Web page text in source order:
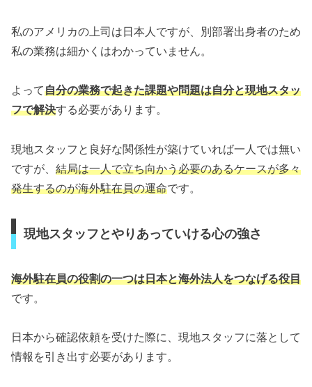
私のアメリカの上司は日本人ですが、別部署出身者のため
私の業務は細かくはわかっていません。
よって自分の業務で起きた課題や問題は自分と現地スタッ
フで解決する必要があります。
現地スタッフと良好な関係性が築けていれば一人では無い
ですが、 結局は一人で立ち向かう必要のあるケースが多々
発生するのが海外駐在員の運命です。
現地スタッフとやりあっていける心の強さ
海外駐在員の役割の一つは日本と海外法人をつなげる役目
です。
日本から確認依頼を受けた際に、現地スタッフに落として
情報を引き出す必要があります。